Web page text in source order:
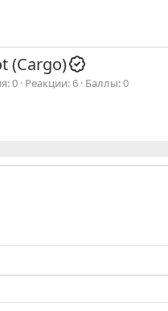
(Cargo)
0 Реакции 6 Баллы 0